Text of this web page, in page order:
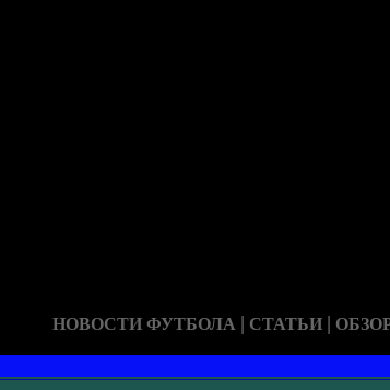
НОВОСТИ ФУТБОЛА | СТАТЬИ |